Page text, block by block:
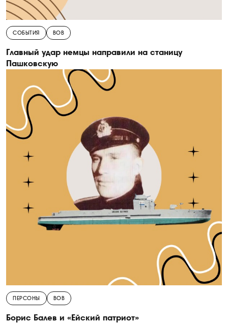
СОБЫТИЯ ВОВ
Главный удар немцы направили на станицу
Пашковскую
ПЕРСОНЫ ВОВ
Борис Балев и «Ейский патриот»